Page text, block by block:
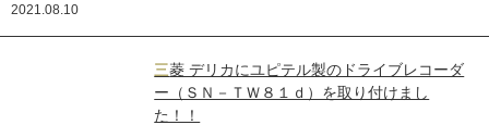
2021.08.10
三菱 デリカにユピテル製のドライブレコーダ
ー（ＳＮ－ＴＷ８１ｄ）を取り付けまし
た！！